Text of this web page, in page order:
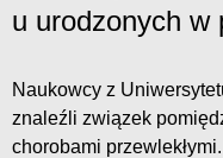
u urodzonych w
Naukowcy z
znaleźli związek
chorobami